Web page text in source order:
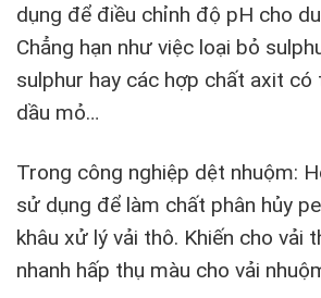
dụng để điều chỉnh độ pH cho
Chẳng hạn như việc loại bỏ
sulphur hay các hợp chất axit có
dầu mỏ…
Trong công nghiệp dệt nhuộm:
sử dụng để làm chất phân hủy
khâu xử lý vải thô. Khiến cho vải
nhanh hấp thụ màu cho vải